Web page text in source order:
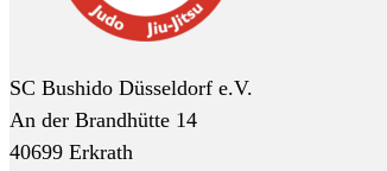
SC Bushido Düsseldorf e.V.
An der Brandhütte 14
40699 Erkrath